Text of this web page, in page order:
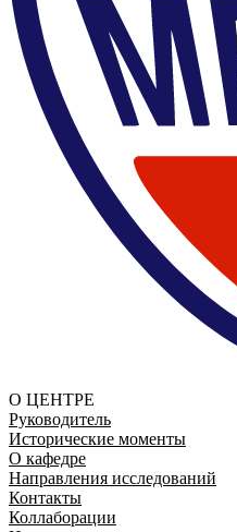
О ЦЕНТРЕ
Руководитель
Исторические моменты
О кафедре
Направления исследований
Контакты
Коллаборации